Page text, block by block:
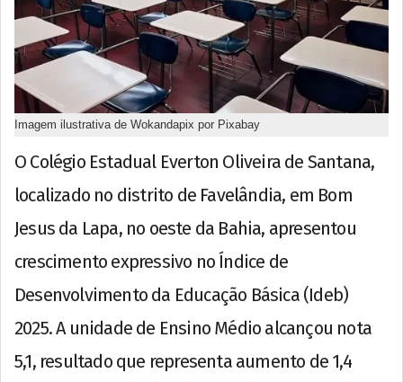
Imagem ilustrativa de Wokandapix por Pixabay
O Colégio Estadual Everton Oliveira de Santana,
localizado no distrito de Favelândia, em Bom
Jesus da Lapa, no oeste da Bahia, apresentou
crescimento expressivo no Índice de
Desenvolvimento da Educação Básica (Ideb)
2025. A unidade de Ensino Médio alcançou nota
5,1, resultado que representa aumento de 1,4